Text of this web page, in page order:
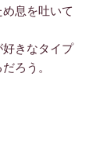
息を吐いて
きなタイプ
ろう。